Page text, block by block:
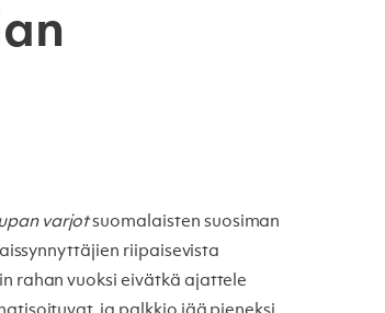
varjotsuomalaisten suosiman
riipaisevista
rahan vuoksi eivätkä ajattele